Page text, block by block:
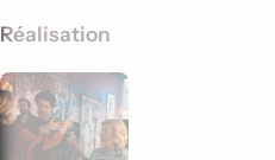
Réalisation